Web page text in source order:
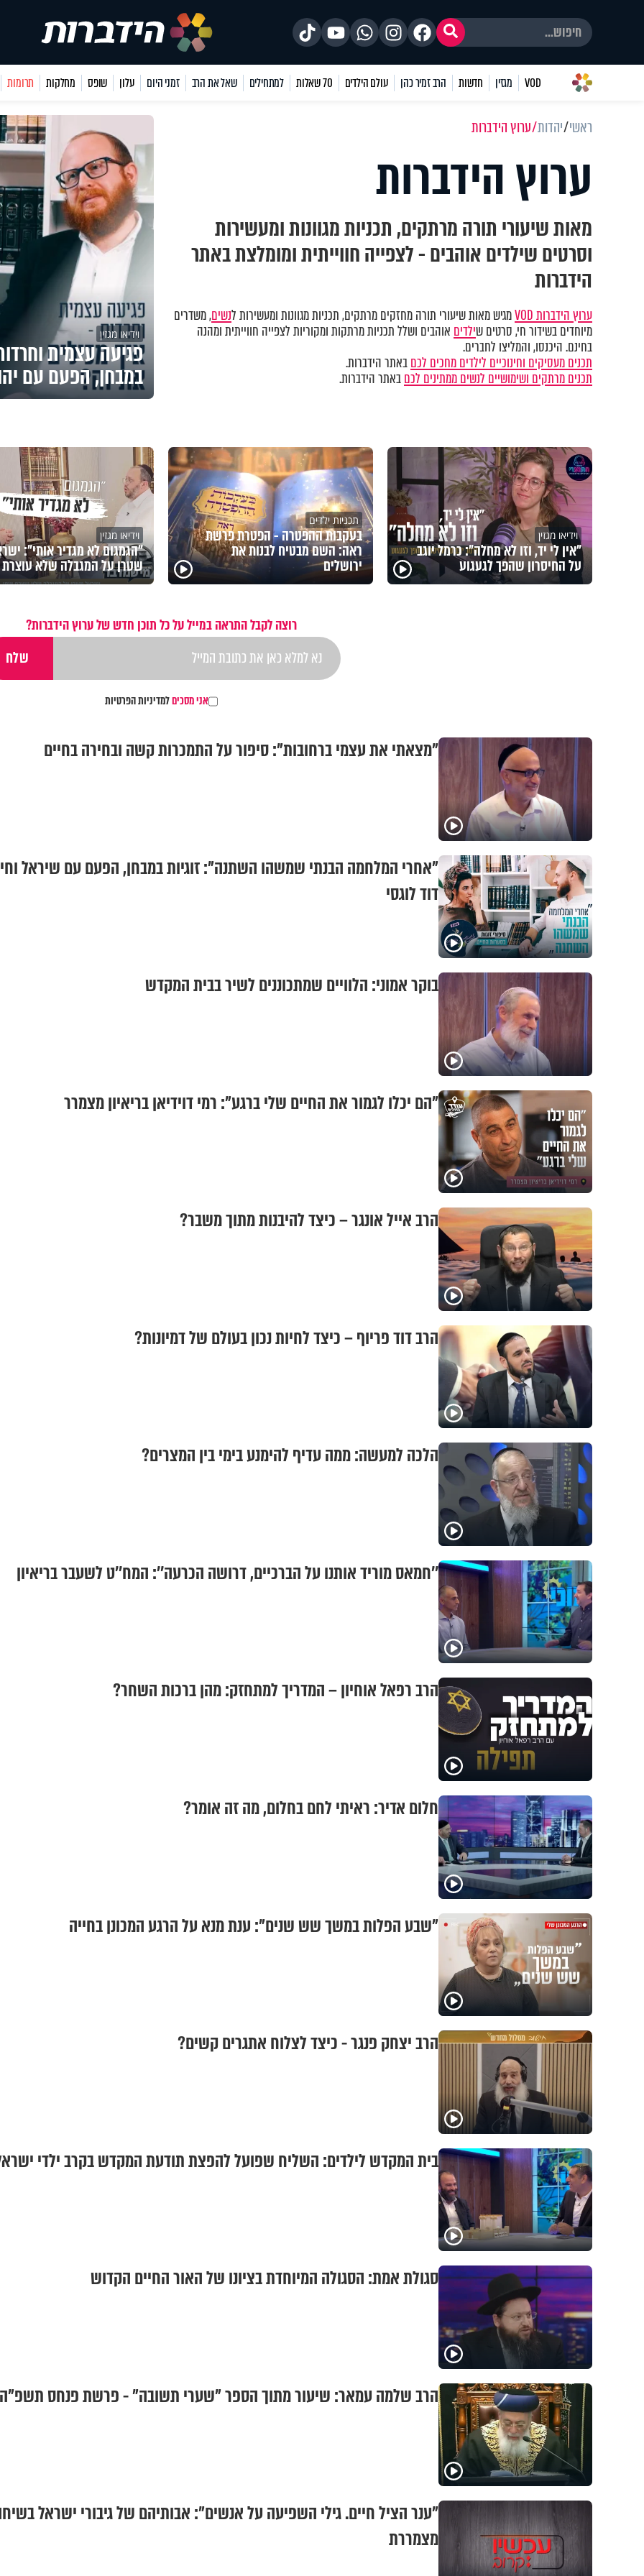
VOD מגזין חדשות הרב זמיר כהן עולם הילדים 70 שאלות למתחילים שאל את הרב זמני היום עלון שופס מחלקות תרומות
ראשי יהדות ערוץ הידברות
ערוץ הידברות
מאות שיעורי תורה מרתקים, תכניות מגוונות ומעשירות
וסרטים שילדים אוהבים - לצפייה חווייתית ומומלצת באתר
הידברות
ערוץ הידברות VOD מגיש מאות שיעורי תורה מחזקים מרתקים, תכניות מגוונות ומעשירות לנשים, משדרים
מיוחדים בשידור חי, סרטים שילדים אוהבים ושלל תכניות מרתקות ומקוריות לצפייה חווייתית ומהנה
בחינם. היכנסו, והמליצו לחברים.
תכנים מעסיקים וחינוכיים לילדים מחכים לכםבאתר הידברות.
תכנים מרתקים ושימושיים לנשים ממתינים לכםבאתר הידברות.
וידיאו מגזין
פגיעה עצמית
במבחן, הפעם עם
וידיאו מגזין
"אין לי יד, וזו לא מחלה": כרמל יוגב
על החיסרון שהפך לגעגוע
תכניות ילדים
בעקבות ההפטרה - הפטרת פרשת
ראה: השם מבטיח לבנות את
ירושלים
וידיאו מגזין
"הגמגום לא מגדיר אותי":
שטרן על המגבלה שלא עוצרת
רוצה לקבל התראה במייל על כל תוכן חדש של ערוץ הידברות?
אני מסכיםלמדיניות הפרטיות
"מצאתי את עצמי ברחובות": סיפור על התמכרות קשה ובחירה בחיים
"אחרי המלחמה הבנתי שמשהו השתנה": זוגיות במבחן, הפעם עם שיראל
דוד לוגסי
​בוקר אמוני: הלוויים שמתכוננים לשיר בבית המקדש
"הם יכלו לגמור את החיים שלי ברגע": רמי דוידיאן בריאיון מצמרר
הרב אייל אונגר – כיצד להיבנות מתוך משבר?
הרב דוד פריוף – כיצד לחיות נכון בעולם של דמיונות?
הלכה למעשה: ממה עדיף להימנע בימי בין המצרים?
''חמאס מוריד אותנו על הברכיים, דרושה הכרעה'': המח''ט לשעבר בריאיון
הרב רפאל אוחיון – המדריך למתחזק: מהן ברכות השחר?
חלום אדיר: ראיתי לחם בחלום, מה זה אומר?
"שבע הפלות במשך שש שנים": ענת מנא על הרגע המכונן בחייה
הרב יצחק פנגר - כיצד לצלוח אתגרים קשים?
בית המקדש לילדים: השליח שפועל להפצת תודעת המקדש בקרב ילדי
סגולת אמת: הסגולה המיוחדת בציונו של האור החיים הקדוש
הרב שלמה עמאר: שיעור מתוך הספר "שערי תשובה" - פרשת פנחס תשפ"ה
"ענר הציל חיים. גילי השפיעה על אנשים": אבותיהם של גיבורי ישראל
מצמררת